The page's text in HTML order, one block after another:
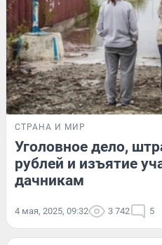
СТРАНА И МИР
Уголовное дело,
рублей и изъятие
дачникам
4 мая, 2025, 09:32 3 742 5